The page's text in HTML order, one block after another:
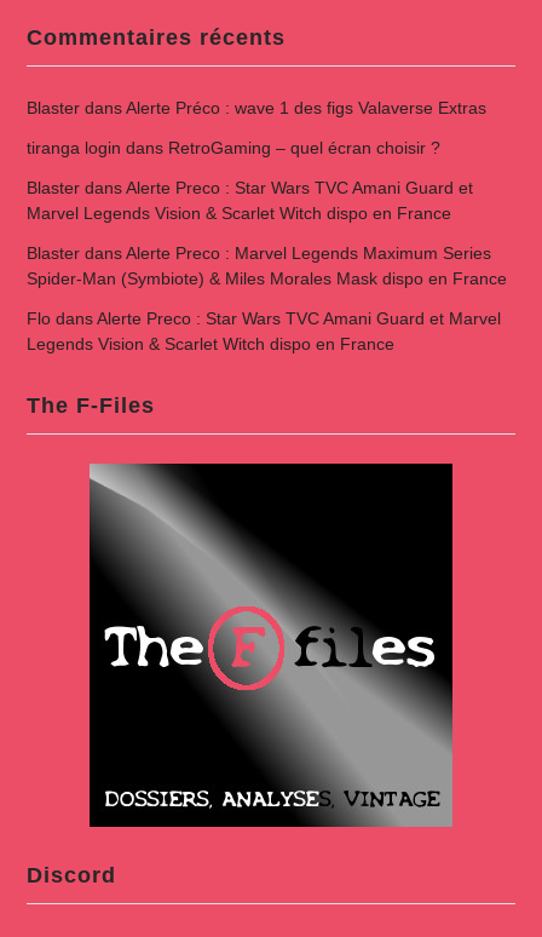
Commentaires récents
BlasterdansAlerte Préco : wave 1 des figs Valaverse Extras
tiranga login dans RetroGaming – quel écran choisir ?
BlasterdansAlerte Preco : Star Wars TVC Amani Guard et
Marvel Legends Vision & Scarlet Witch dispo en France
BlasterdansAlerte Preco : Marvel Legends Maximum Series
Spider-Man (Symbiote) & Miles Morales Mask dispo en France
FlodansAlerte Preco : Star Wars TVC Amani Guard et Marvel
Legends Vision & Scarlet Witch dispo en France
The F-Files
Discord